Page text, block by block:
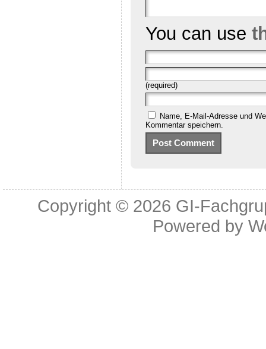
You can use
(required)
Name, E-Mail-Adresse und
Kommentar speichern.
Copyright © 2026 GI-
Powered by